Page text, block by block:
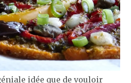
idée que de vouloir